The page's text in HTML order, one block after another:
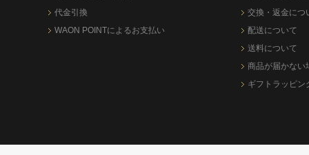
代金引換
WAON POINTによるお支払い
交換・返金につ
配送について
送料について
商品が届かない
ギフトラッピン